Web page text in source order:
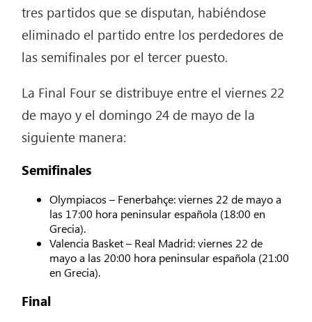
tres partidos que se disputan, habiéndose
eliminado el partido entre los perdedores de
las semifinales por el tercer puesto.
La Final Four se distribuye entre el viernes 22
de mayo y el domingo 24 de mayo de la
siguiente manera:
Semifinales
Olympiacos – Fenerbahçe: viernes 22 de mayo a
las 17:00 hora peninsular española (18:00 en
Grecia).
Valencia Basket – Real Madrid: viernes 22 de
mayo a las 20:00 hora peninsular española (21:00
en Grecia).
Final